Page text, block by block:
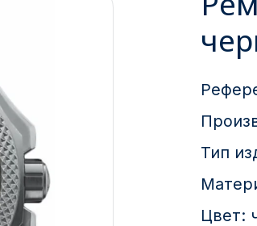
Тип
Цвет: